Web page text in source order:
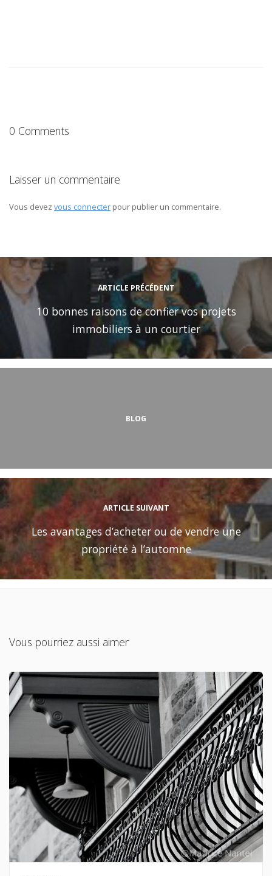
0 Comments
Laisser un commentaire
Vous devez vous connecter pour publier un commentaire.
ARTICLE PRÉCÉDENT
10 bonnes raisons de confier vos projets
immobiliers à un courtier
BLOG
ARTICLE SUIVANT
Les avantages d’acheter ou de vendre une
propriété à l’automne
Vous pourriez aussi aimer